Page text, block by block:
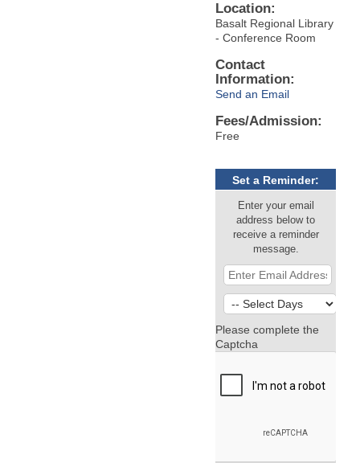
Location:
Basalt Regional Library
- Conference Room
Contact
Information:
Send an Email
Fees/Admission:
Free
Set a Reminder:
Enter your email
address below to
receive a reminder
message.
Please complete the
Captcha